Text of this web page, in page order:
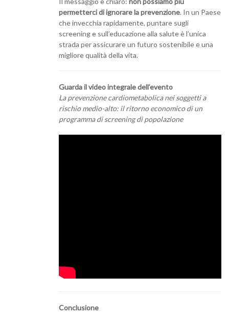
permetterci di ignorare la prevenzione. In un Paese
che invecchia rapidamente, puntare sugli
screening e sull’educazione alla salute è l’unica
strada per assicurare un futuro sostenibile e una
migliore qualità della vita.
Guarda il video integrale dell’evento
La prevenzione cardiometabolica nei soggetti a
rischio medio-alto: il ritorno economico di un
programma di screening di popolazione
Conclusione